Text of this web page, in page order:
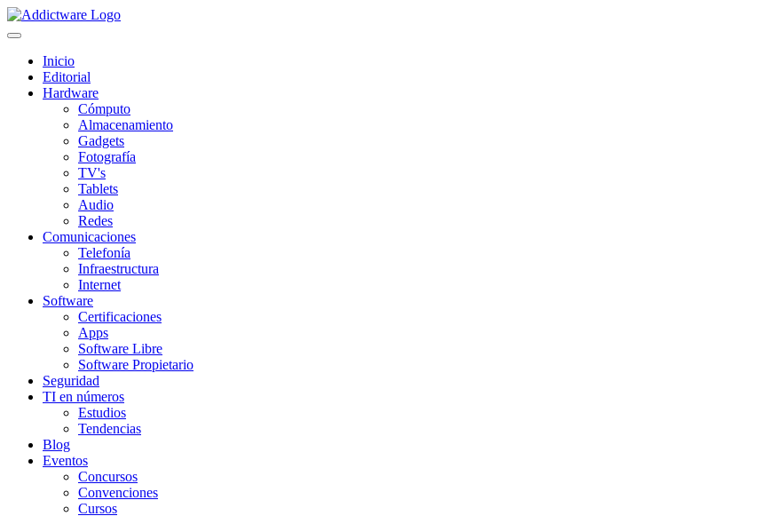
Inicio
Editorial
Hardware
Cómputo
Almacenamiento
Gadgets
Fotografía
TV's
Tablets
Audio
Redes
Comunicaciones
Telefonía
Infraestructura
Internet
Software
Certificaciones
Apps
Software Libre
Software Propietario
Seguridad
TI en números
Estudios
Tendencias
Blog
Eventos
Concursos
Convenciones
Cursos